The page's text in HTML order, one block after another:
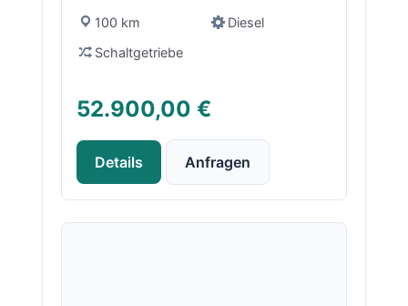
100 km
Diesel
Schaltgetriebe
52.900,00 €
Details Anfragen